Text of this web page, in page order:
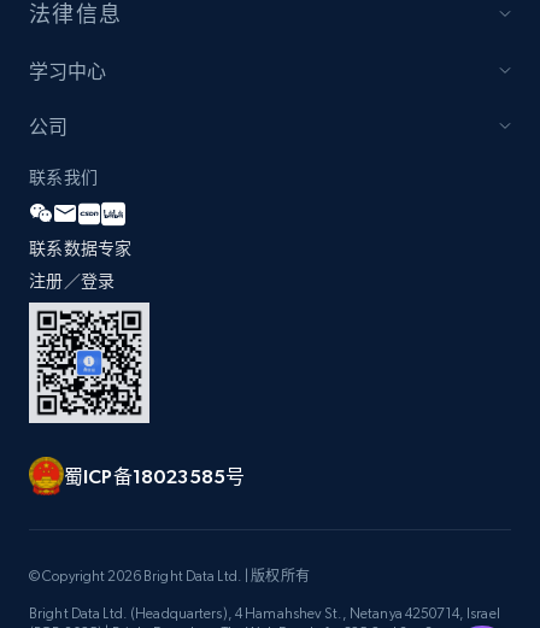
法律信息
学习中心
公司
联系我们
联系数据专家
注册／登录
蜀ICP备18023585号
© Copyright 2026 Bright Data Ltd. | 版权所有
Bright Data Ltd. (Headquarters), 4 Hamahshev St., Netanya 4250714, Israel